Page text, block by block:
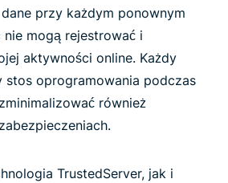
przy każdym ponownym
nie mogą rejestrować i
aktywności online. Każdy
stos oprogramowania podczas
również
TrustedServer, jak i